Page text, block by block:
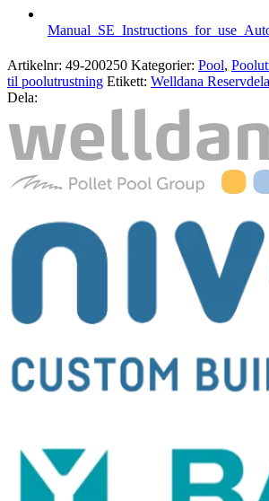
Artikelnr: 49-200250 Kategorier: Pool,
til poolutrustning Etikett: Welldana
Dela: